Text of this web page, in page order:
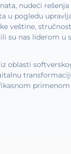
nudeći
u pogledu
veštine,
su nas liderom u
oblasti